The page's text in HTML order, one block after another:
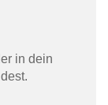
in dein